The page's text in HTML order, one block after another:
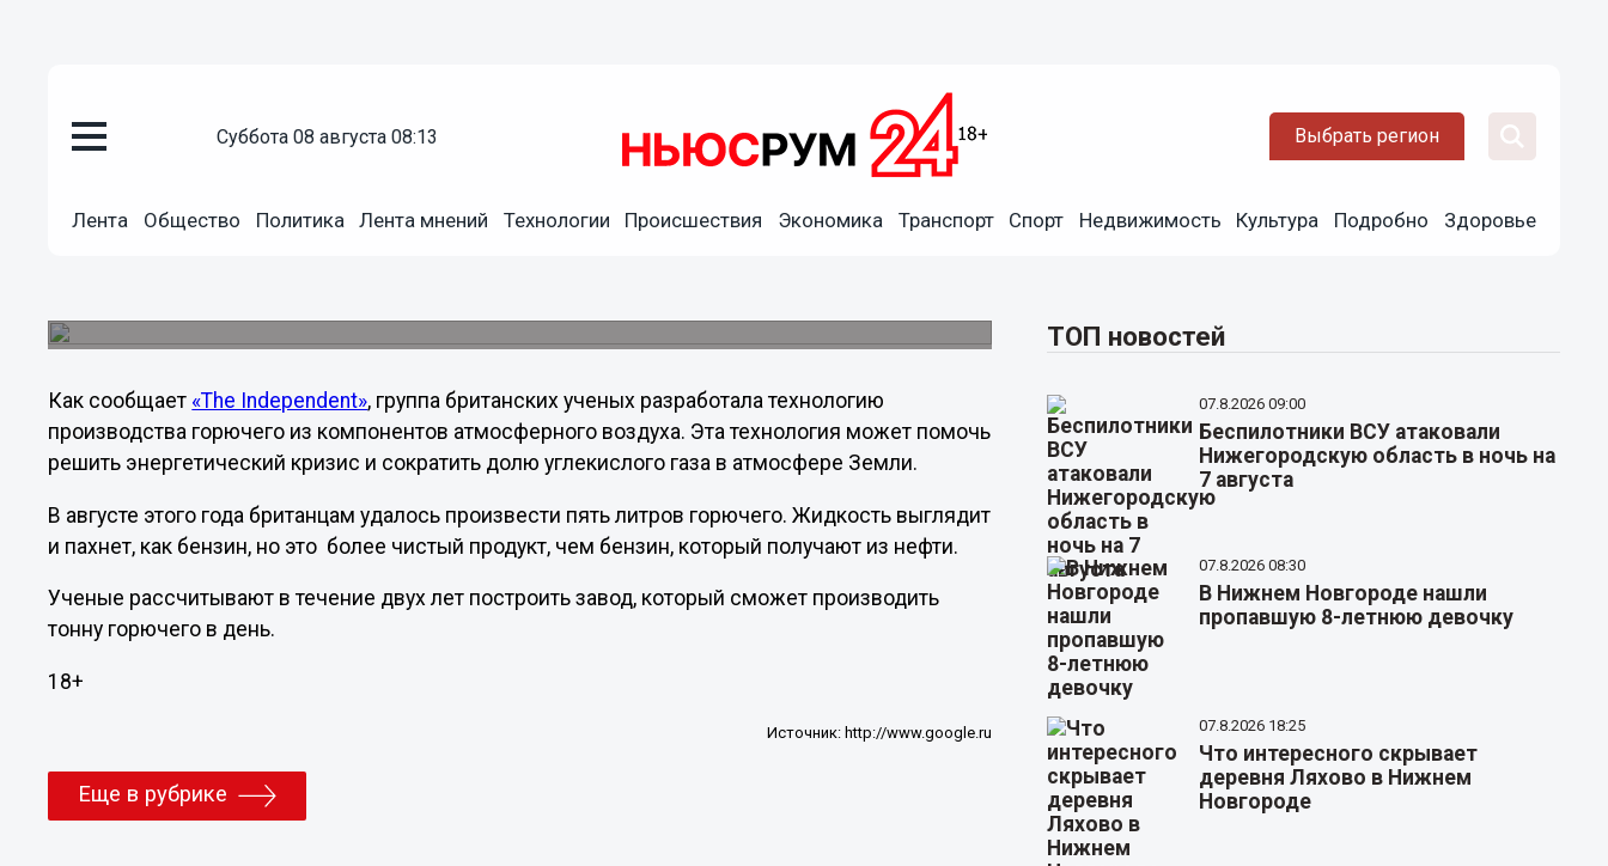
суббота 08 августа 08:13 Выбрать регион
Лента Общество Политика Лента мнений Технологии Происшествия Экономика Транспорт Спорт Недвижимость Культура Подробно Здоровье
Как сообщает «The Independent», группа британских ученых разработала технологию
производства горючего из компонентов атмосферного воздуха. Эта технология может помочь
решить энергетический кризис и сократить долю углекислого газа в атмосфере Земли.
В августе этого года британцам удалось произвести пять литров горючего. Жидкость выглядит
и пахнет, как бензин, но это более чистый продукт, чем бензин, который получают из нефти.
Ученые рассчитывают в течение двух лет построить завод, который сможет производить
тонну горючего в день.
18+
Источник: http://www.google.ru
Еще в рубрике
ТОП новостей
07.8.2026 09:00
Беспилотники ВСУ атаковали
Нижегородскую область в ночь на
7 августа
07.8.2026 08:30
В Нижнем Новгороде нашли
пропавшую 8-летнюю девочку
07.8.2026 18:25
Что интересного скрывает
деревня Ляхово в Нижнем
Новгороде